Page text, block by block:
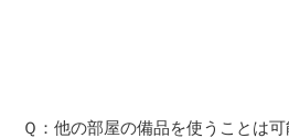
Ｑ：他の部屋の備品を使うことは可